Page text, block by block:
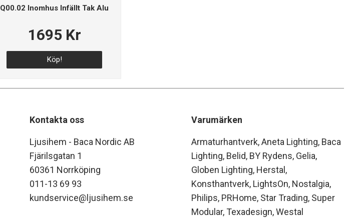
Q00.02 Inomhus Infällt Tak Alu
1695 Kr
Köp!
Kontakta oss
Ljusihem - Baca Nordic AB
Fjärilsgatan 1
60361 Norrköping
011-13 69 93
kundservice@ljusihem.se
Varumärken
Armaturhantverk Aneta Lighting Baca
Lighting Belid BY Rydens Gelia
Globen Lighting Herstal
Konsthantverk LightsOn Nostalgia
Philips PRHome Star Trading Super
Modular Texadesign Westal